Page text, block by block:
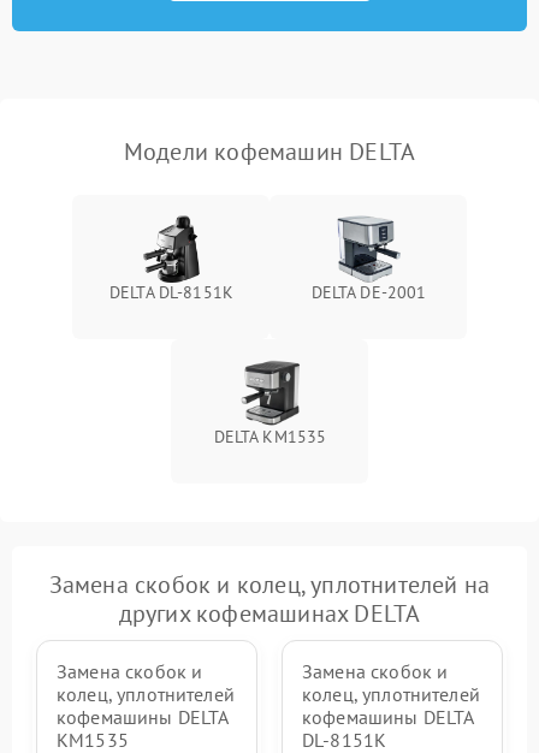
Модели кофемашин DELTA
DELTA DL-8151K DELTA DE-2001
DELTA KM1535
Замена скобок и колец, уплотнителей на
других кофемашинах DELTA
Замена скобок и
колец, уплотнителей
кофемашины DELTA
KM1535
Замена скобок и
колец, уплотнителей
кофемашины DELTA
DL-8151K